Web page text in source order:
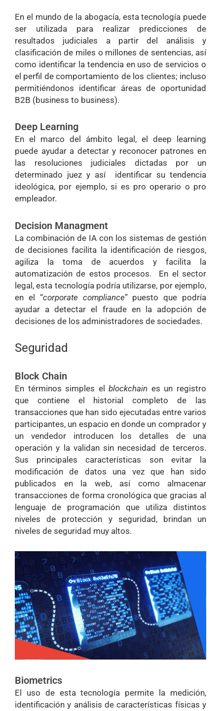
En el mundo de la abogacía, esta tecnología puede
ser utilizada para realizar predicciones de
resultados judiciales a partir del análisis y
clasificación de miles o millones de sentencias, así
como identificar la tendencia en uso de servicios o
el perfil de comportamiento de los clientes; incluso
permitiéndonos identificar áreas de oportunidad
B2B (business to business).
Deep Learning
En el marco del ámbito legal, el deep learning
puede ayudar a detectar y reconocer patrones en
las resoluciones judiciales dictadas por un
determinado juez y así identificar su tendencia
ideológica, por ejemplo, si es pro operario o pro
empleador.
Decision Managment
La combinación de IA con los sistemas de gestión
de decisiones facilita la identificación de riesgos,
agiliza la toma de acuerdos y facilita la
automatización de estos procesos. En el sector
legal, esta tecnología podría utilizarse, por ejemplo,
en el “corporate compliance” puesto que podría
ayudar a detectar el fraude en la adopción de
decisiones de los administradores de sociedades.
Seguridad
Block Chain
En términos simples elblockchain es un registro
que contiene el historial completo de las
transacciones que han sido ejecutadas entre varios
participantes, un espacio en donde un comprador y
un vendedor introducen los detalles de una
operación y la validan sin necesidad de terceros.
Sus principales características son evitar la
modificación de datos una vez que han sido
publicados en la web, así como almacenar
transacciones de forma cronológica que gracias al
lenguaje de programación que utiliza distintos
niveles de protección y seguridad, brindan un
niveles de seguridad muy altos.
Biometrics
El uso de esta tecnología permite la medición,
identificación y análisis de características físicas y